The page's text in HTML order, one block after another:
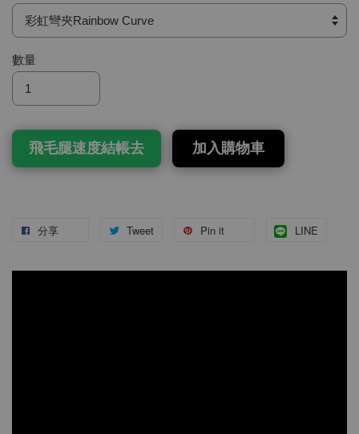
數量
飛毛腿速度結帳去 加入購物車
分享 Tweet Pin it LINE